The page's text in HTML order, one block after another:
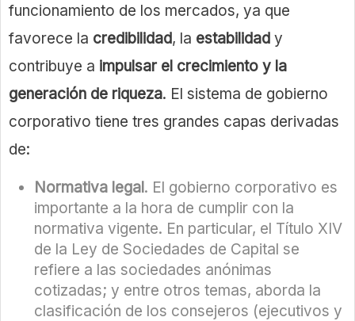
funcionamiento de los mercados, ya que
favorece la credibilidad, la estabilidad y
contribuye a impulsar el crecimiento y la
generación de riqueza. El sistema de gobierno
corporativo tiene tres grandes capas derivadas
de:
Normativa legal. El gobierno corporativo es
importante a la hora de cumplir con la
normativa vigente. En particular, el Título XIV
de la Ley de Sociedades de Capital se
refiere a las sociedades anónimas
cotizadas; y entre otros temas, aborda la
clasificación de los consejeros (ejecutivos y